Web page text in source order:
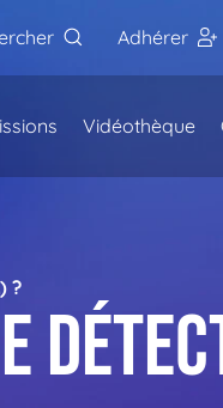
Adhérer
Vidéothèque
?